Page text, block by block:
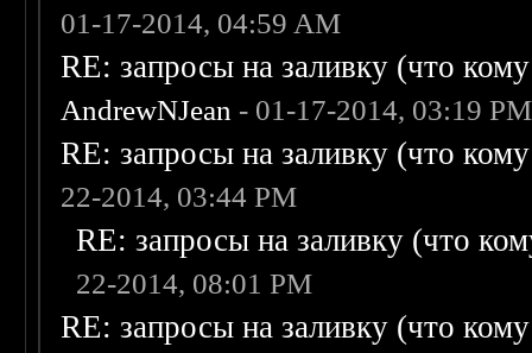
01-17-2014, 04:59 AM
RE: запросы на заливку (что
AndrewNJean - 01-17-2014, 03:19 PM
RE: запросы на заливку (что
22-2014, 03:44 PM
RE: запросы на заливку (что
22-2014, 08:01 PM
RE: запросы на заливку (что